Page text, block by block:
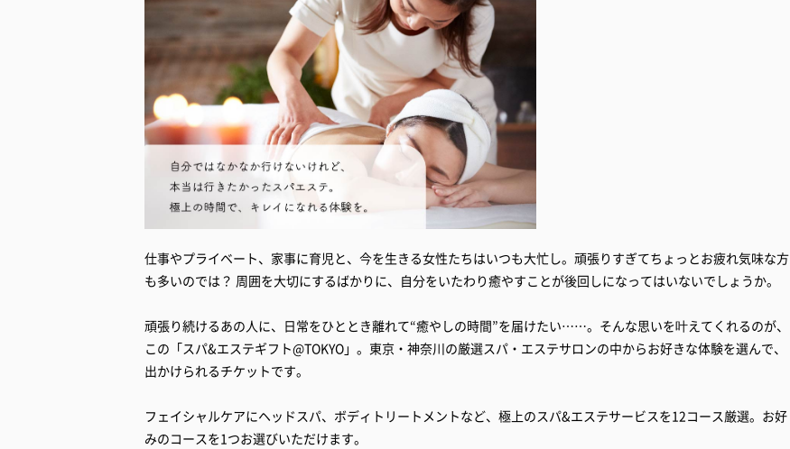
仕事やプライベート、家事に育児と、今を生きる女性たちはいつも大忙し。頑張りすぎてちょっとお疲れ気味な方
も多いのでは？ 周囲を大切にするばかりに、自分をいたわり癒やすことが後回しになってはいないでしょうか。
頑張り続けるあの人に、日常をひととき離れて“癒やしの時間”を届けたい……。そんな思いを叶えてくれるのが、
この「スパ&エステギフト@TOKYO」。東京・神奈川の厳選スパ・エステサロンの中からお好きな体験を選んで、
出かけられるチケットです。
フェイシャルケアにヘッドスパ、ボディトリートメントなど、極上のスパ&エステサービスを12コース厳選。お好
みのコースを1つお選びいただけます。